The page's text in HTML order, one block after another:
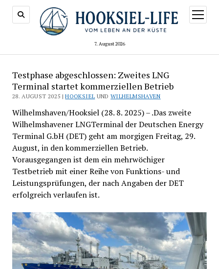
7. August 2026
Menü
öffnen
Testphase abgeschlossen: Zweites LNG
Terminal startet kommerziellen Betrieb
28. AUGUST 2025 |HOOKSIEL UNDWILHELMSHAVEN
Wilhelmshaven/Hooksiel (28. 8. 2025) – .Das zweite
Wilhelmshavener LNGTerminal der Deutschen Energy
Terminal G.bH (DET) geht am morgigen Freitag, 29.
August, in den kommerziellen Betrieb.
Vorausgegangen ist dem ein mehrwöchiger
Testbetrieb mit einer Reihe von Funktions- und
Leistungsprüfungen, der nach Angaben der DET
erfolgreich verlaufen ist.